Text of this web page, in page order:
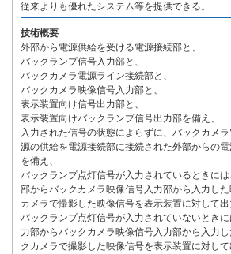
従来よりも優れたシステム等を提供できる。
技術概要
外部から電源供給を受ける電源接続部と、
バックランプ信号入力部と、
バックカメラ電源ライン接続部と、
バックカメラ映像信号入力部と、
表示装置向け信号出力部と、
表示装置向けバックランプ信号出力部を備え、
入力された信号の状態によらずに、バックカメ
源の供給を電源接続部に接続された外部からの
を備え、
バックランプ点灯信号が入力されているときに
部からバックカメラ映像信号入力部から入力し
カメラで撮影した映像信号を表示装置に対して出
バックランプ点灯信号が入力されていないとき
力部からバックカメラ映像信号入力部から入力
クカメラで撮影した映像信号を表示装置に対して